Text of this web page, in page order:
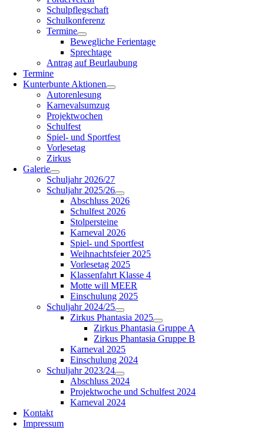
Schulpflegschaft
Schulkonferenz
Termine
Bewegliche Ferientage
Sprechtage
Antrag auf Beurlaubung
Termine
Kunterbunte Aktionen
Autorenlesung
Karnevalsumzug
Projektwochen
Schulfest
Spiel- und Sportfest
Vorlesetag
Zirkus
Galerie
Schuljahr 2026/27
Schuljahr 2025/26
Abschluss 2026
Schulfest 2026
Stolpersteine
Karneval 2026
Spiel- und Sportfest
Weihnachtsfeier 2025
Vorlesetag 2025
Klassenfahrt Klasse 4
Motte will MEER
Einschulung 2025
Schuljahr 2024/25
Zirkus Phantasia 2025
Zirkus Phantasia Gruppe A
Zirkus Phantasia Gruppe B
Karneval 2025
Einschulung 2024
Schuljahr 2023/24
Abschluss 2024
Projektwoche und Schulfest 2024
Karneval 2024
Kontakt
Impressum